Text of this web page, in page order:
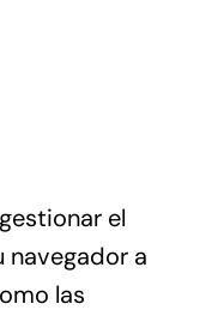
el
navegador a
las